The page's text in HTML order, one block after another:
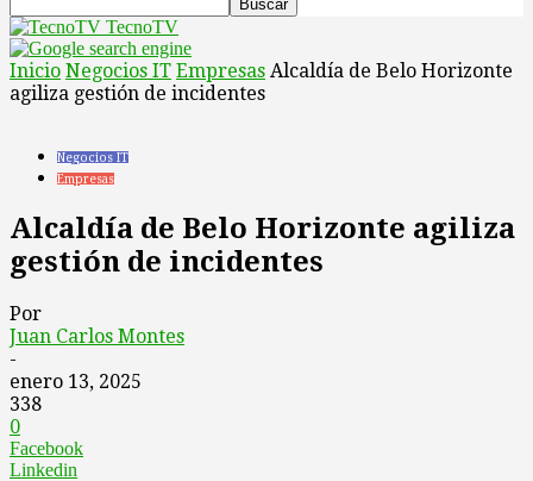
TecnoTV
Inicio Negocios IT Empresas Alcaldía de Belo Horizonte
agiliza gestión de incidentes
Negocios IT
Empresas
Alcaldía de Belo Horizonte agiliza
gestión de incidentes
Por
Juan Carlos Montes
-
enero 13, 2025
338
0
Facebook
Linkedin